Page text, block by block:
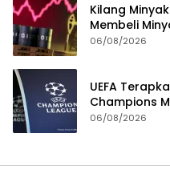
Kilang
Membeli
06/08/2026
UEFA
Champions
06/08/2026